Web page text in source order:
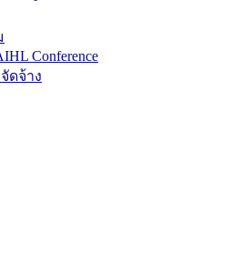
Conference
ดจ้าง